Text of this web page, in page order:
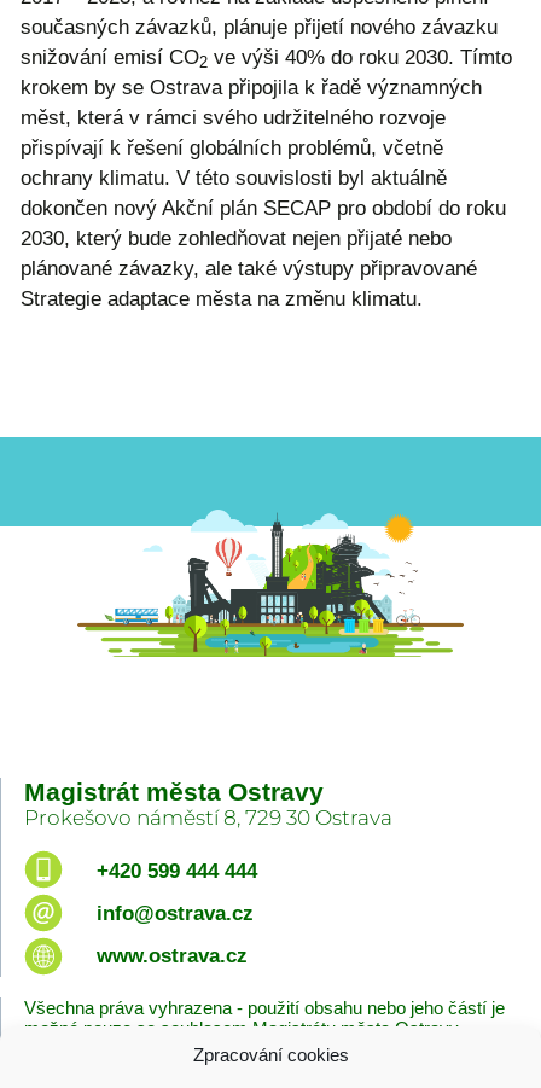
Zpracování cookies
současných závazků, plánuje přijetí nového závazku
snižování emisí CO2 ve výši 40% do roku 2030. Tímto
krokem by se Ostrava připojila k řadě významných
měst, která v rámci svého udržitelného rozvoje
přispívají k řešení globálních problémů, včetně
ochrany klimatu. V této souvislosti byl aktuálně
dokončen nový Akční plán SECAP pro období do roku
2030, který bude zohledňovat nejen přijaté nebo
plánované závazky, ale také výstupy připravované
Strategie adaptace města na změnu klimatu.
Magistrát města Ostravy
Prokešovo náměstí 8, 729 30 Ostrava
+420 599 444 444
info@ostrava.cz
www.ostrava.cz
Všechna práva vyhrazena - použití obsahu nebo jeho částí je
možné pouze se souhlasem Magistrátu města Ostravy.